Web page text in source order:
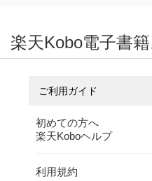
楽天Kobo電子書
ご利用ガイド
初めての方へ
楽天Koboヘルプ
利用規約